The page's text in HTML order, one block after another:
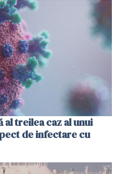
al treilea caz al unui
de infectare cu